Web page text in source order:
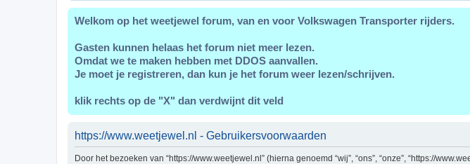
Welkom op het weetjewel forum, van en voor Volkswagen Transporter rijders.
Gasten kunnen helaas het forum niet meer lezen.
Omdat we te maken hebben met DDOS aanvallen.
Je moet je registreren, dan kun je het forum weer lezen/schrijven.
klik rechts op de "X" dan verdwijnt dit veld
https://www.weetjewel.nl - Gebruikersvoorwaarden
Door het bezoeken van “https://www.weetjewel.nl” (hierna genoemd “wij”, “ons”, “onze”, “https://